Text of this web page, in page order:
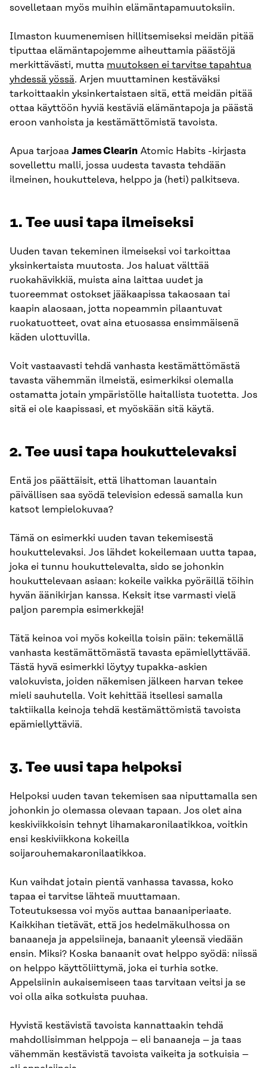
sovelletaan myös muihin elämäntapamuutoksiin.
Ilmaston kuumenemisen hillitsemiseksi meidän pitää
tiputtaa elämäntapojemme aiheuttamia päästöjä
merkittävästi, mutta muutoksen ei tarvitse tapahtua
yhdessä yössä. Arjen muuttaminen kestäväksi
tarkoittaakin yksinkertaistaen sitä, että meidän pitää
ottaa käyttöön hyviä kestäviä elämäntapoja ja päästä
eroon vanhoista ja kestämättömistä tavoista.
Apua tarjoaa James Clearin Atomic Habits -kirjasta
sovellettu malli, jossa uudesta tavasta tehdään
ilmeinen, houkutteleva, helppo ja (heti) palkitseva.
1. Tee uusi tapa ilmeiseksi
Uuden tavan tekeminen ilmeiseksi voi tarkoittaa
yksinkertaista muutosta. Jos haluat välttää
ruokahävikkiä, muista aina laittaa uudet ja
tuoreemmat ostokset jääkaapissa takaosaan tai
kaapin alaosaan, jotta nopeammin pilaantuvat
ruokatuotteet, ovat aina etuosassa ensimmäisenä
käden ulottuvilla.
Voit vastaavasti tehdä vanhasta kestämättömästä
tavasta vähemmän ilmeistä, esimerkiksi olemalla
ostamatta jotain ympäristölle haitallista tuotetta. Jos
sitä ei ole kaapissasi, et myöskään sitä käytä.
2. Tee uusi tapa houkuttelevaksi
Entä jos päättäisit, että lihattoman lauantain
päivällisen saa syödä television edessä samalla kun
katsot lempielokuvaa?
Tämä on esimerkki uuden tavan tekemisestä
houkuttelevaksi. Jos lähdet kokeilemaan uutta tapaa,
joka ei tunnu houkuttelevalta, sido se johonkin
houkuttelevaan asiaan: kokeile vaikka pyöräillä töihin
hyvän äänikirjan kanssa. Keksit itse varmasti vielä
paljon parempia esimerkkejä!
Tätä keinoa voi myös kokeilla toisin päin: tekemällä
vanhasta kestämättömästä tavasta epämiellyttävää.
Tästä hyvä esimerkki löytyy tupakka-askien
valokuvista, joiden näkemisen jälkeen harvan tekee
mieli sauhutella. Voit kehittää itsellesi samalla
taktiikalla keinoja tehdä kestämättömistä tavoista
epämiellyttäviä.
3. Tee uusi tapa helpoksi
Helpoksi uuden tavan tekemisen saa niputtamalla sen
johonkin jo olemassa olevaan tapaan. Jos olet aina
keskiviikkoisin tehnyt lihamakaronilaatikkoa, voitkin
ensi keskiviikkona kokeilla
soijarouhemakaronilaatikkoa.
Kun vaihdat jotain pientä vanhassa tavassa, koko
tapaa ei tarvitse lähteä muuttamaan.
Toteutuksessa voi myös auttaa banaaniperiaate.
Kaikkihan tietävät, että jos hedelmäkulhossa on
banaaneja ja appelsiineja, banaanit yleensä viedään
ensin. Miksi? Koska banaanit ovat helppo syödä: niissä
on helppo käyttöliittymä, joka ei turhia sotke.
Appelsiinin aukaisemiseen taas tarvitaan veitsi ja se
voi olla aika sotkuista puuhaa.
Hyvistä kestävistä tavoista kannattaakin tehdä
mahdollisimman helppoja – eli banaaneja – ja taas
vähemmän kestävistä tavoista vaikeita ja sotkuisia –